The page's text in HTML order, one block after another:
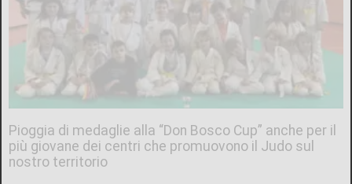
Pioggia di medaglie alla “Don Bosco Cup” anche per il
più giovane dei centri che promuovono il Judo sul
nostro territorio